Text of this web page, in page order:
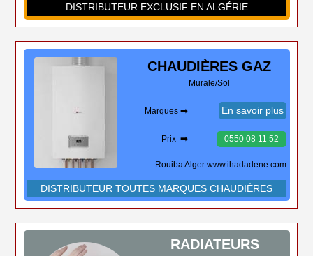
DISTRIBUTEUR EXCLUSIF EN ALGÉRIE
CHAUDIÈRES GAZ
Murale/Sol
Marques ➡️ En savoir plus
Prix ➡️ 0550 08 11 52
Rouiba Alger www.ihadadene.com
DISTRIBUTEUR TOUTES MARQUES CHAUDIÈRES
RADIATEURS